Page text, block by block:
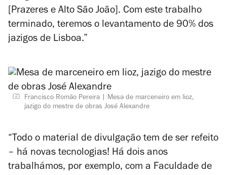
[Prazeres e Alto São João]. Com este trabalho
terminado, teremos o levantamento de 90% dos
jazigos de Lisboa.”
Francisco Romão Pereira
Mesa de marceneiro em lioz,
jazigo do mestre de obras José Alexandre
“Todo o material de divulgação tem de ser refeito
– há novas tecnologias! Há dois anos
trabalhámos, por exemplo, com a Faculdade de